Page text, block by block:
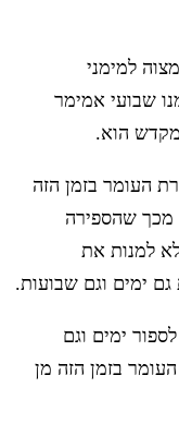
למימני
שבועי אמימר
הוא.
העומר בזמן הזה
מכך שהספירה
למנות את
ימים וגם שבועות.
ימים וגם
בזמן הזה מן